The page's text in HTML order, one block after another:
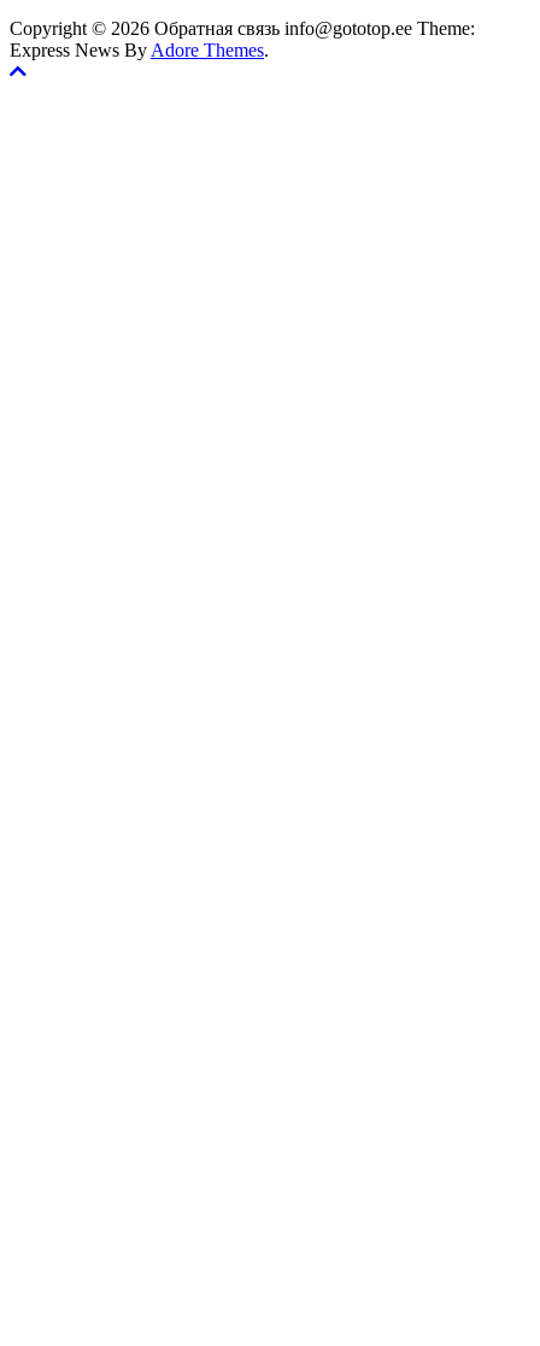
Copyright © 2026 Обратная связь info@gototop.ee Theme:
Express News By Adore Themes.